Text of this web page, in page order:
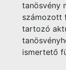
tanösvény
számozott
tartozó
ismertető